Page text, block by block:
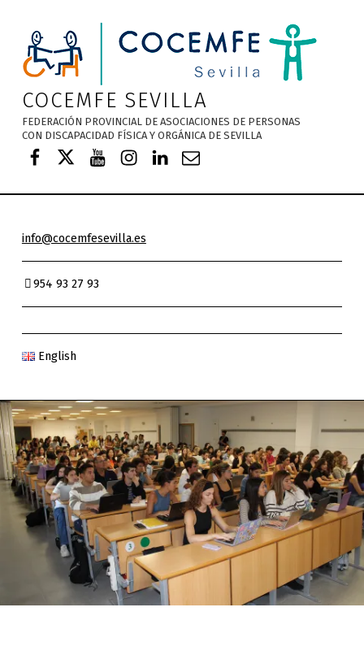
web
incluye
sistema
COCEMFE SEVILLA
FEDERACIÓN PROVINCIAL DE ASOCIACIONES DE PERSONAS
CON DISCAPACIDAD FÍSICA Y ORGÁNICA DE SEVILLA
COCEMFE Sevilla en Facebook
COCEMFE Sevilla en Twitter
COCEMFE Sevilla en Youtube
COCEMFE Sevilla en Instagram
COCEMFE Sevilla en
Correo electrónico
info@cocemfesevilla.es
954 93 27 93
English